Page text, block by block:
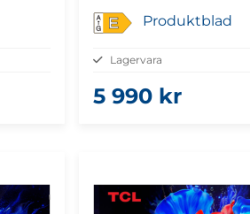
• Dolby Atmos-ljud
• Gamingoptimerad teknik
E Produktblad
Lagervara
5 990 kr